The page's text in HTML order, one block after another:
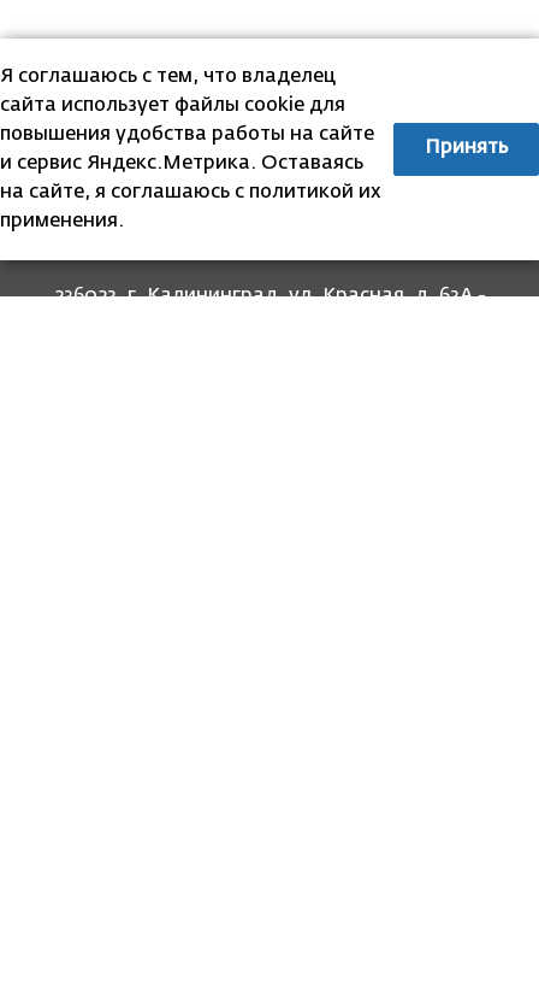
236023, г. Калининград, ул. Красная, д. 63А -
Я соглашаюсь с тем, что владелец
сайта использует файлы cookie для
повышения удобства работы на сайте
и сервис Яндекс.Метрика. Оставаясь
на сайте, я соглашаюсь с политикой их
применения.
Принять